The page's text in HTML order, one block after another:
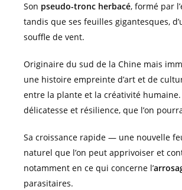
Son pseudo-tronc herbacé, formé par
tandis que ses feuilles gigantesques,
souffle de vent.
Originaire du sud de la Chine mais
une histoire empreinte d’art et de
entre la plante et la créativité humaine.
délicatesse et résilience, que l’on
Sa croissance rapide — une nouvelle
naturel que l’on peut apprivoiser et
notamment en ce qui concerne l’
parasitaires.